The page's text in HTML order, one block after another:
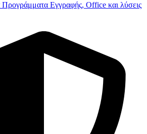
Προγράμματα Εγγραφής, Office και λύσεις